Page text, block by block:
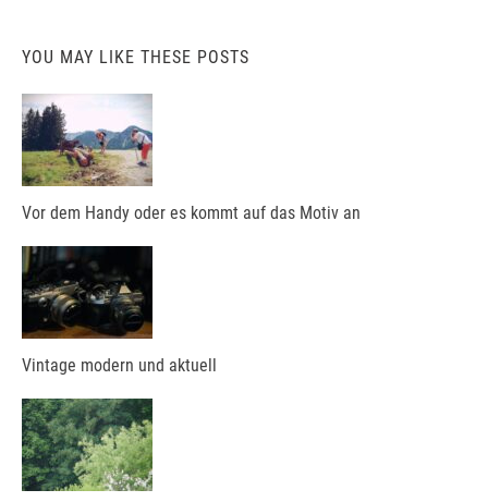
YOU MAY LIKE THESE POSTS
Vor dem Handy oder es kommt auf das Motiv an
Vintage modern und aktuell